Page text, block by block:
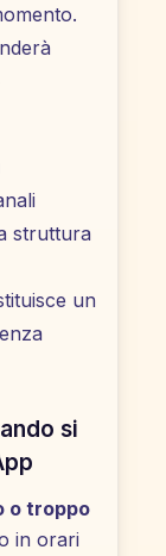
struttura
un
si
o troppo
in orari